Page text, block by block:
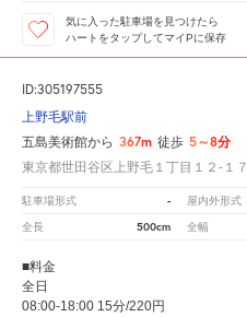
気に入った駐車場を見つけたら
ハートをタップしてマイPに保存
ID:305197555
上野毛駅前
五島美術館から 367m 徒歩 5～8分
東京都世田谷区上野毛１丁目１２‐１７
駐車場形式 - 屋内外形式
全長 500cm 全幅
■料金
全日
08:00-18:00 15分/220円